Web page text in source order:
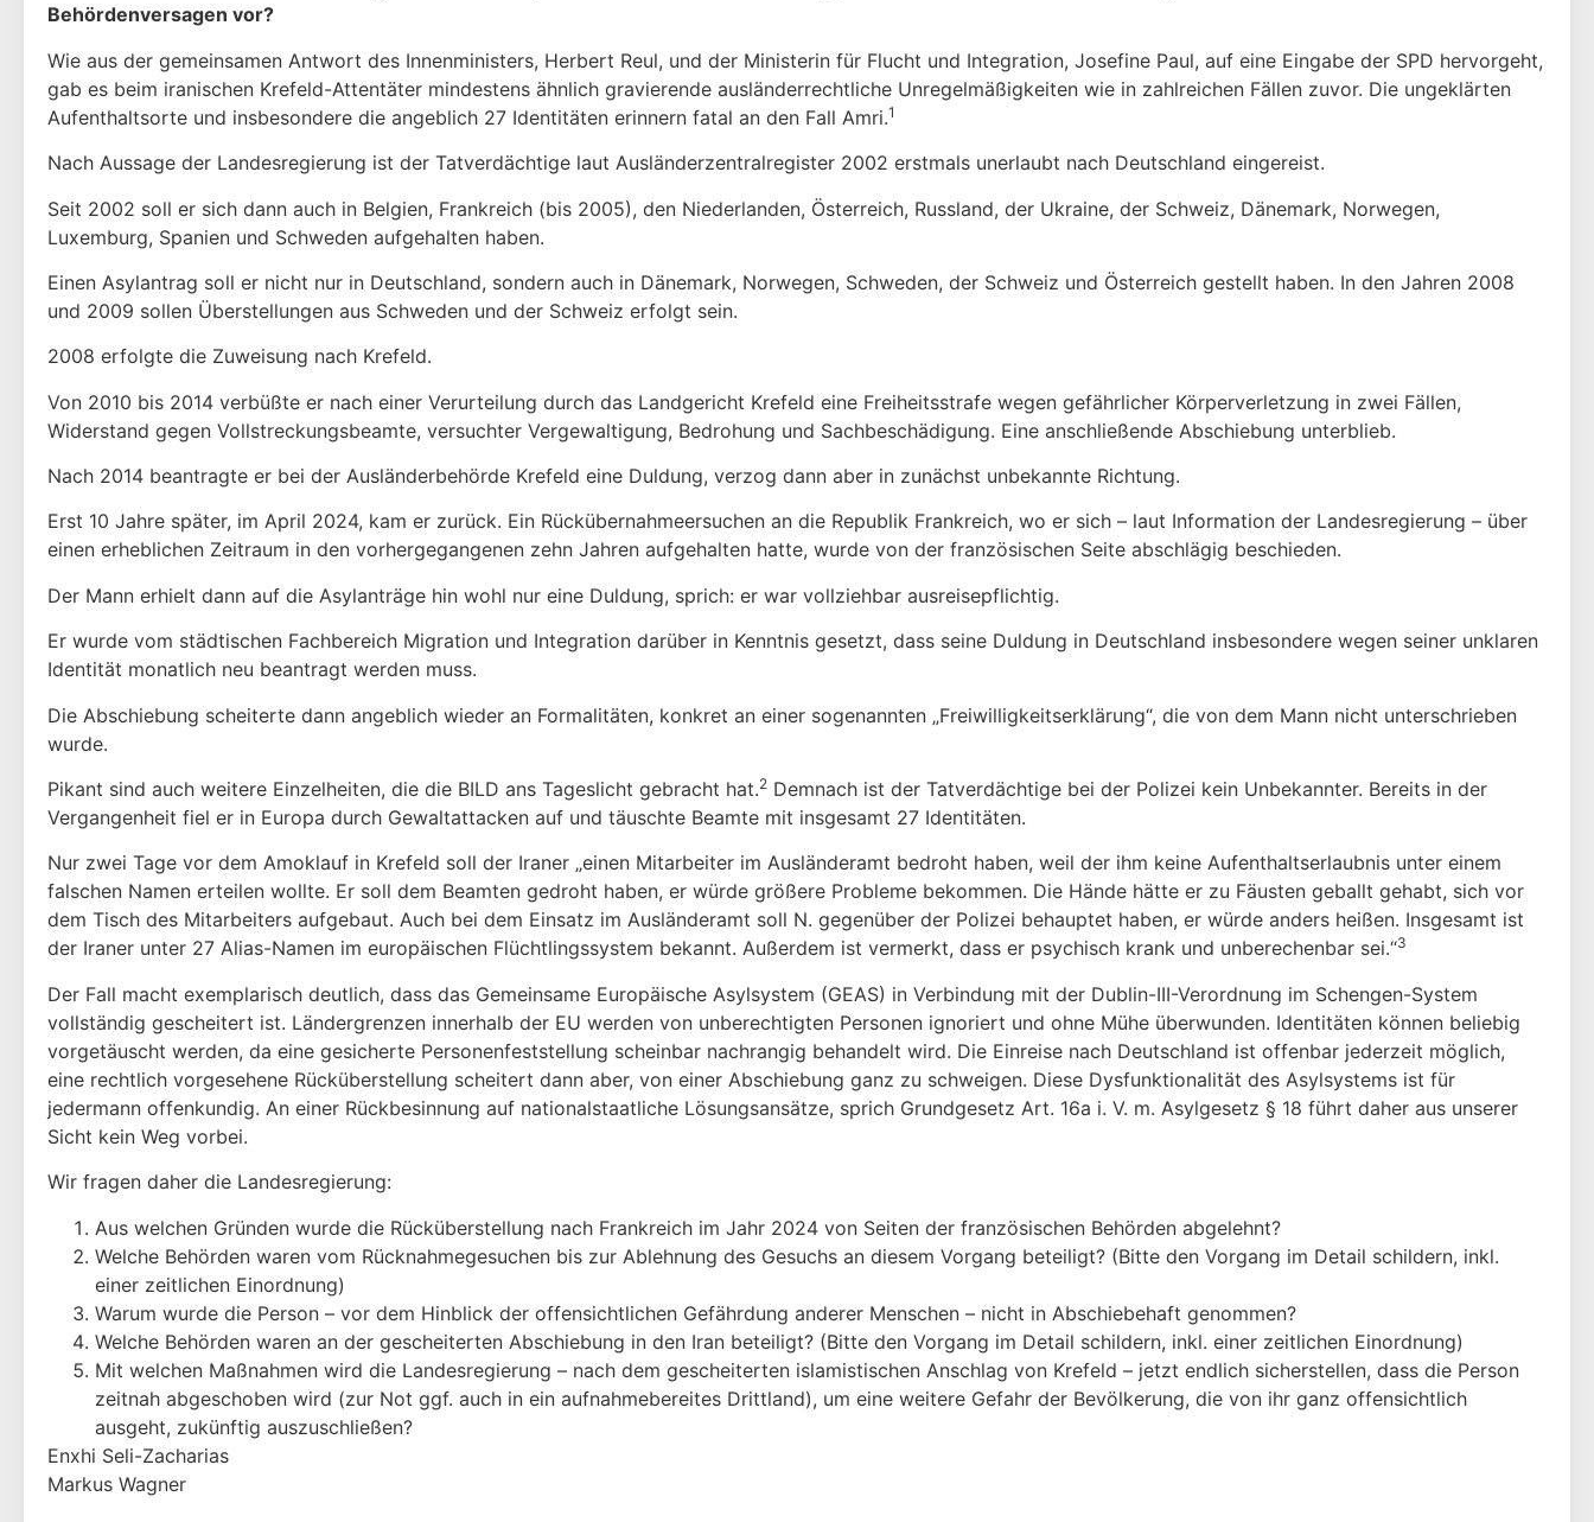
Behördenversagen vor?
Wie aus der gemeinsamen Antwort des Innenministers, Herbert Reul, und der Ministerin für Flucht und Integration, Josefine Paul, auf eine Eingabe der SPD hervorgeht,
gab es beim iranischen Krefeld-Attentäter mindestens ähnlich gravierende ausländerrechtliche Unregelmäßigkeiten wie in zahlreichen Fällen zuvor. Die ungeklärten
Aufenthaltsorte und insbesondere die angeblich 27 Identitäten erinnern fatal an den Fall Amri.1
Nach Aussage der Landesregierung ist der Tatverdächtige laut Ausländerzentralregister 2002 erstmals unerlaubt nach Deutschland eingereist.
Seit 2002 soll er sich dann auch in Belgien, Frankreich (bis 2005), den Niederlanden, Österreich, Russland, der Ukraine, der Schweiz, Dänemark, Norwegen,
Luxemburg, Spanien und Schweden aufgehalten haben.
Einen Asylantrag soll er nicht nur in Deutschland, sondern auch in Dänemark, Norwegen, Schweden, der Schweiz und Österreich gestellt haben. In den Jahren 2008
und 2009 sollen Überstellungen aus Schweden und der Schweiz erfolgt sein.
2008 erfolgte die Zuweisung nach Krefeld.
Von 2010 bis 2014 verbüßte er nach einer Verurteilung durch das Landgericht Krefeld eine Freiheitsstrafe wegen gefährlicher Körperverletzung in zwei Fällen,
Widerstand gegen Vollstreckungsbeamte, versuchter Vergewaltigung, Bedrohung und Sachbeschädigung. Eine anschließende Abschiebung unterblieb.
Nach 2014 beantragte er bei der Ausländerbehörde Krefeld eine Duldung, verzog dann aber in zunächst unbekannte Richtung.
Erst 10 Jahre später, im April 2024, kam er zurück. Ein Rückübernahmeersuchen an die Republik Frankreich, wo er sich – laut Information der Landesregierung – über
einen erheblichen Zeitraum in den vorhergegangenen zehn Jahren aufgehalten hatte, wurde von der französischen Seite abschlägig beschieden.
Der Mann erhielt dann auf die Asylanträge hin wohl nur eine Duldung, sprich: er war vollziehbar ausreisepflichtig.
Er wurde vom städtischen Fachbereich Migration und Integration darüber in Kenntnis gesetzt, dass seine Duldung in Deutschland insbesondere wegen seiner unklaren
Identität monatlich neu beantragt werden muss.
Die Abschiebung scheiterte dann angeblich wieder an Formalitäten, konkret an einer sogenannten „Freiwilligkeitserklärung“, die von dem Mann nicht unterschrieben
wurde.
Pikant sind auch weitere Einzelheiten, die die BILD ans Tageslicht gebracht hat.2 Demnach ist der Tatverdächtige bei der Polizei kein Unbekannter. Bereits in der
Vergangenheit fiel er in Europa durch Gewaltattacken auf und täuschte Beamte mit insgesamt 27 Identitäten.
Nur zwei Tage vor dem Amoklauf in Krefeld soll der Iraner „einen Mitarbeiter im Ausländeramt bedroht haben, weil der ihm keine Aufenthaltserlaubnis unter einem
falschen Namen erteilen wollte. Er soll dem Beamten gedroht haben, er würde größere Probleme bekommen. Die Hände hätte er zu Fäusten geballt gehabt, sich vor
dem Tisch des Mitarbeiters aufgebaut. Auch bei dem Einsatz im Ausländeramt soll N. gegenüber der Polizei behauptet haben, er würde anders heißen. Insgesamt ist
der Iraner unter 27 Alias-Namen im europäischen Flüchtlingssystem bekannt. Außerdem ist vermerkt, dass er psychisch krank und unberechenbar sei.“3
Der Fall macht exemplarisch deutlich, dass das Gemeinsame Europäische Asylsystem (GEAS) in Verbindung mit der Dublin-III-Verordnung im Schengen-System
vollständig gescheitert ist. Ländergrenzen innerhalb der EU werden von unberechtigten Personen ignoriert und ohne Mühe überwunden. Identitäten können beliebig
vorgetäuscht werden, da eine gesicherte Personenfeststellung scheinbar nachrangig behandelt wird. Die Einreise nach Deutschland ist offenbar jederzeit möglich,
eine rechtlich vorgesehene Rücküberstellung scheitert dann aber, von einer Abschiebung ganz zu schweigen. Diese Dysfunktionalität des Asylsystems ist für
jedermann offenkundig. An einer Rückbesinnung auf nationalstaatliche Lösungsansätze, sprich Grundgesetz Art. 16a i. V. m. Asylgesetz § 18 führt daher aus unserer
Sicht kein Weg vorbei.
Wir fragen daher die Landesregierung:
Aus welchen Gründen wurde die Rücküberstellung nach Frankreich im Jahr 2024 von Seiten der französischen Behörden abgelehnt?
Welche Behörden waren vom Rücknahmegesuchen bis zur Ablehnung des Gesuchs an diesem Vorgang beteiligt? (Bitte den Vorgang im Detail schildern, inkl.
einer zeitlichen Einordnung)
Warum wurde die Person – vor dem Hinblick der offensichtlichen Gefährdung anderer Menschen – nicht in Abschiebehaft genommen?
Welche Behörden waren an der gescheiterten Abschiebung in den Iran beteiligt? (Bitte den Vorgang im Detail schildern, inkl. einer zeitlichen Einordnung)
Mit welchen Maßnahmen wird die Landesregierung – nach dem gescheiterten islamistischen Anschlag von Krefeld – jetzt endlich sicherstellen, dass die Person
zeitnah abgeschoben wird (zur Not ggf. auch in ein aufnahmebereites Drittland), um eine weitere Gefahr der Bevölkerung, die von ihr ganz offensichtlich
ausgeht, zukünftig auszuschließen?
Enxhi Seli-Zacharias
Markus Wagner